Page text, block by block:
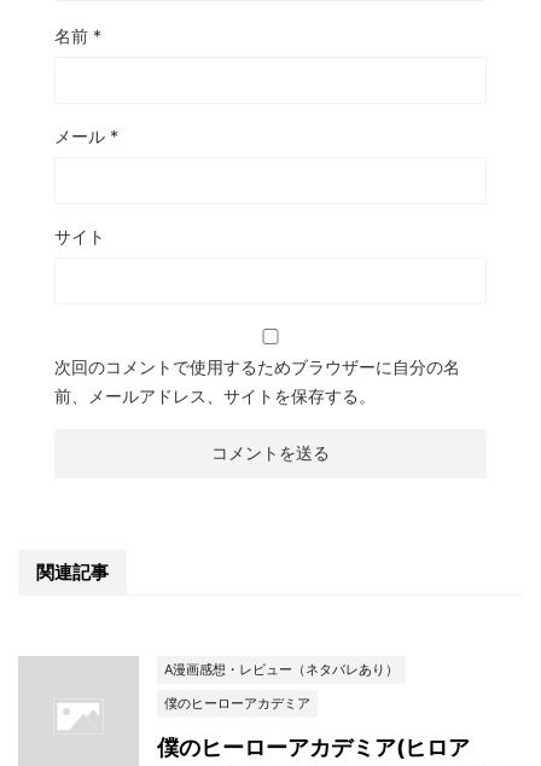
名前 *
メール *
サイト
次回のコメントで使用するためブラウザーに自分の名
前、メールアドレス、サイトを保存する。
関連記事
A漫画感想・レビュー（ネタバレあり）
僕のヒーローアカデミア
僕のヒーローアカデミア(ヒロア